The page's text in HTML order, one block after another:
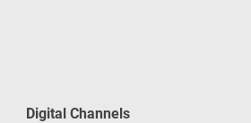
Digital Channels